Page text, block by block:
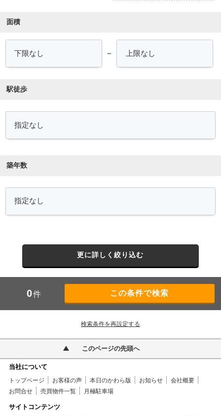
面積
～
駅徒歩
築年数
更に詳しく絞り込む
0件
検索条件を再設定する
このページの先頭へ
当社について
トップページ お客様の声 本日のかわら版 お知らせ
会社概要
お問合せ
売買物件一覧 月極駐車場
サイトコンテンツ